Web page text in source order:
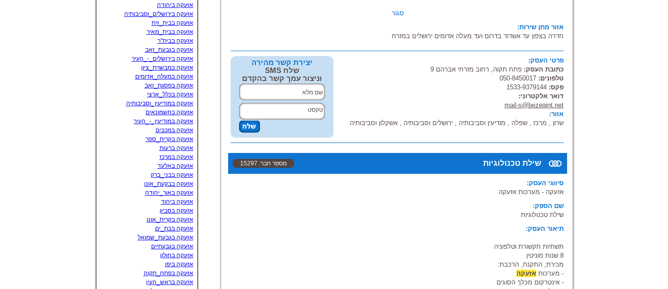
סגור
אזור מתן שירות:
חדרה בצפון עד אשדוד בדרום ועד מעלה אדומים ירושלים במזרח
פרטי העסק:
כתובת העסק: פתח תקוה, רחוב מזרחי אברהם 9
טלפונים: 050-8450017
פקס: 1533-9379144
דואר אלקטרוני:
mail-s@bezeqint.net
אזור:
שרון , מרכז , שפלה , מודיעין וסביבותיה , ירושלים וסביבותיה , אשקלון וסביבותיה
יצירת קשר מהירה
שלח SMS
וניצור עמך קשר בהקדם
שילת טכנולוגיות מספר חבר: 15297
סיווגי העסק:
אזעקה - מערכות אזעקה
שם הספק:
שילת טכנולוגיות
תיאור העסק:
תשתיות תקשורת וטלפוניה
8 שנות מוניטין
מכירת, התקנת, הרכבת:
- מערכות אזעקה
- אינטרקום מכלך הסוגים
אזעקה ביהודה
אזעקה בירושלים_וסביבותיה
אזעקה בבית_זית
אזעקה בבית_מאיר
אזעקה בבית''ר
אזעקה בגבעת_זאב
אזעקה בירושלים_-_העיר
אזעקה במבשרת_ציון
אזעקה במעלה_אדומים
אזעקה בפסגת_זאב
אזעקה בכלל_ארצי
אזעקה במודיעין_וסביבותיה
אזעקה בחשמונאים
אזעקה במודיעין_-_העיר
אזעקה במכבים
אזעקה בקרית_ספר
אזעקה ברעות
אזעקה במרכז
אזעקה באלעד
אזעקה בבני_ברק
אזעקה בבקעת_אונו
אזעקה באור_יהודה
אזעקה ביהוד
אזעקה בסביון
אזעקה בקרית_אונו
אזעקה בבת_ים
אזעקה בגבעת_שמואל
אזעקה בגבעתיים
אזעקה בחולון
אזעקה ביפו
אזעקה בפתח_תקוה
אזעקה בראש_העין